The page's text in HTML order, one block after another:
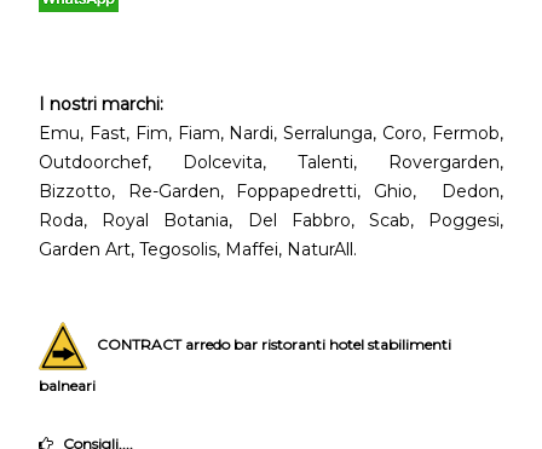
I nostri marchi:
Emu, Fast, Fim, Fiam, Nardi, Serralunga, Coro, Fermob,
Outdoorchef, Dolcevita, Talenti, Rovergarden,
Bizzotto, Re-Garden, Foppapedretti, Ghio, Dedon,
Roda, Royal Botania, Del Fabbro, Scab, Poggesi,
Garden Art, Tegosolis, Maffei, NaturAll.
CONTRACT arredo bar ristoranti hotel stabilimenti
balneari
Consigli....